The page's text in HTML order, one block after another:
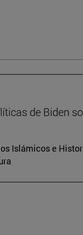
de Biden
Islámicos e